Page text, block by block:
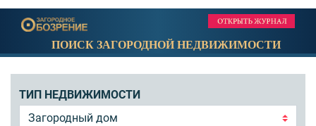
ПОИСК ЗАГОРОДНОЙ НЕДВИЖИМОСТИ
ТИП НЕДВИЖИМОСТИ